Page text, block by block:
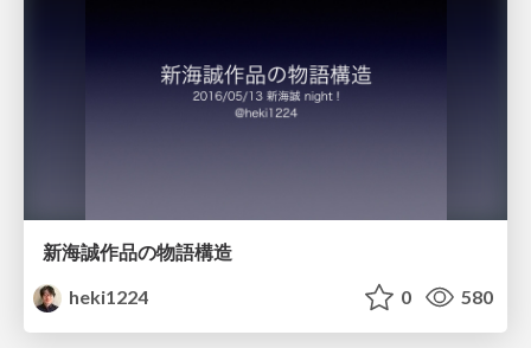
新海誠作品の物語構造
heki1224
0 580